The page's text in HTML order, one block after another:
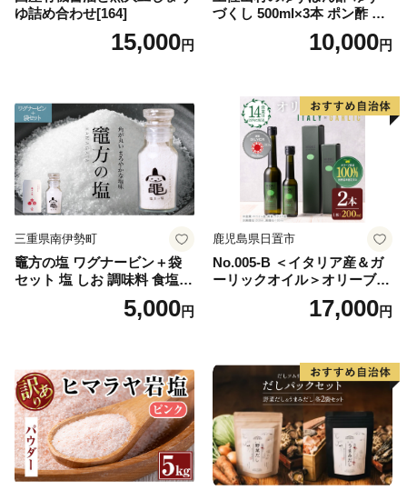
ゆ詰め合わせ[164]
15,000円
づくし 500ml×3本 ポン酢 ポ
ンズ ゆず 柚子 調味料 さっぱ
り 美味しい おいしい 鍋 しゃ
10,000円
三重県南伊勢町
竈方の塩 ワグナービン＋袋
セット 塩 しお 調味料 食塩
天然 ミネラル 調味料 ソルト
salt 料理 味付 おにぎり 三重
5,000円
鹿児島県日置市
No.005-B ＜イタリア産＆ガ
ーリックオイル＞オリーブオ
イルセット(200ml×2本) 日置
市 特産品 調味料 油 エキスト
ブ】
17,000円